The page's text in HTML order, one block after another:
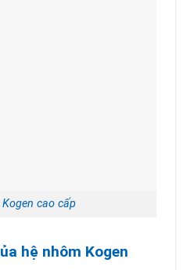
cao cấp
hệ nhôm Kogen